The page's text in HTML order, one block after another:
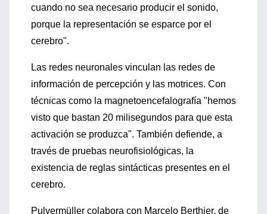
cuando no sea necesario producir el sonido,
porque la representación se esparce por el
cerebro".
Las redes neuronales vinculan las redes de
información de percepción y las motrices. Con
técnicas como la magnetoencefalografía "hemos
visto que bastan 20 milisegundos para que esta
activación se produzca". También defiende, a
través de pruebas neurofisiológicas, la
existencia de reglas sintácticas presentes en el
cerebro.
Pulvermüller colabora con Marcelo Berthier, de